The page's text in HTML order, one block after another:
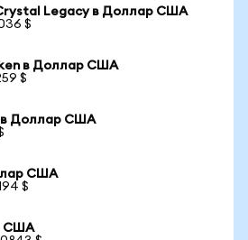
Legacy в Доллар США
$
в Доллар США
$
в Доллар США
США
$
США